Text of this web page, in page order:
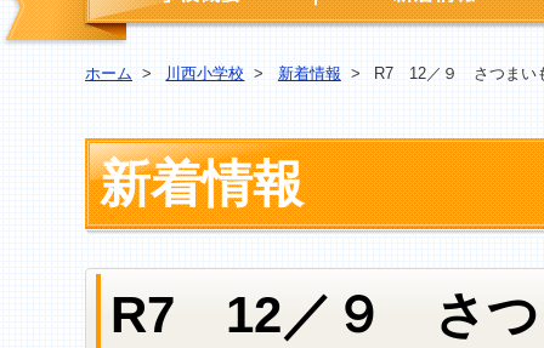
ホーム > 川西小学校 > 新着情報 > R7 12／９ さつまい
新着情報
R7 12／９ さつ